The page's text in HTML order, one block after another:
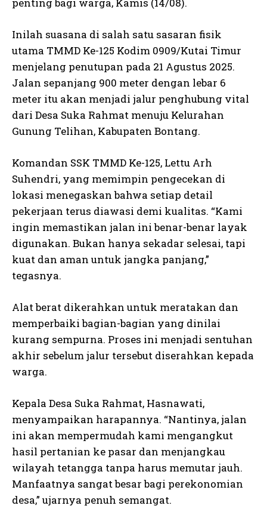
Inilah suasana di salah satu sasaran fisik
utama TMMD Ke-125 Kodim 0909/Kutai Timur
menjelang penutupan pada 21 Agustus 2025.
Jalan sepanjang 900 meter dengan lebar 6
meter itu akan menjadi jalur penghubung vital
dari Desa Suka Rahmat menuju Kelurahan
Gunung Telihan, Kabupaten Bontang.
Komandan SSK TMMD Ke-125, Lettu Arh
Suhendri, yang memimpin pengecekan di
lokasi menegaskan bahwa setiap detail
pekerjaan terus diawasi demi kualitas. “Kami
ingin memastikan jalan ini benar-benar layak
digunakan. Bukan hanya sekadar selesai, tapi
kuat dan aman untuk jangka panjang,”
tegasnya.
Alat berat dikerahkan untuk meratakan dan
memperbaiki bagian-bagian yang dinilai
kurang sempurna. Proses ini menjadi sentuhan
akhir sebelum jalur tersebut diserahkan kepada
warga.
Kepala Desa Suka Rahmat, Hasnawati,
menyampaikan harapannya. “Nantinya, jalan
ini akan mempermudah kami mengangkut
hasil pertanian ke pasar dan menjangkau
wilayah tetangga tanpa harus memutar jauh.
Manfaatnya sangat besar bagi perekonomian
desa,” ujarnya penuh semangat.